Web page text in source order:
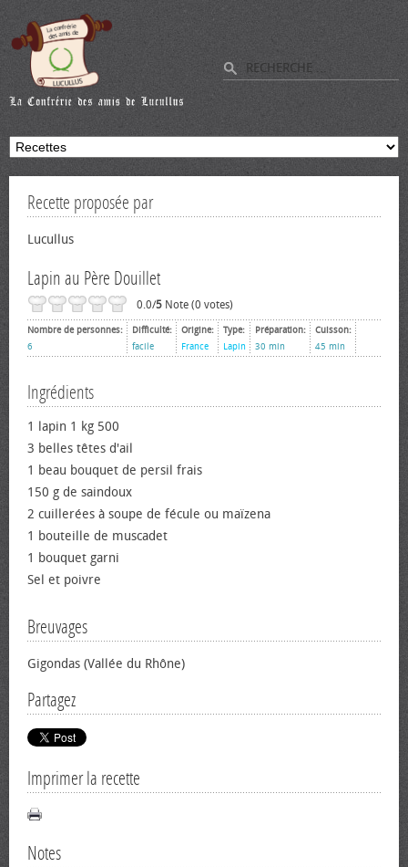
Recette proposée par
Lucullus
Lapin au Père Douillet
0.0/5 Note (0 votes)
Nombre de personnes:
6
Difficulté:
facile
Origine:
France
Type:
Lapin
Préparation:
30 min
Cuisson:
45 min
Ingrédients
1 lapin 1 kg 500
3 belles têtes d'ail
1 beau bouquet de persil frais
150 g de saindoux
2 cuillerées à soupe de fécule ou maïzena
1 bouteille de muscadet
1 bouquet garni
Sel et poivre
Breuvages
Gigondas (Vallée du Rhône)
Partagez
Imprimer la recette
Notes